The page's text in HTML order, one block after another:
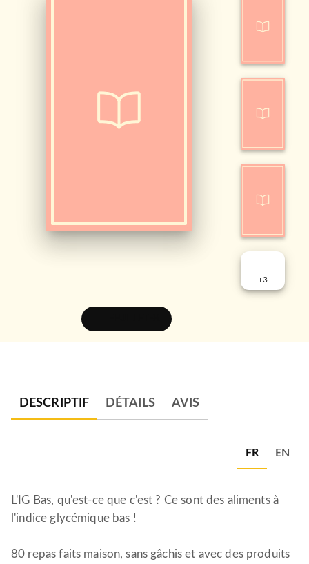
+3
DESCRIPTIF DÉTAILS AVIS
FR EN
L'IG Bas, qu'est-ce que c'est ? Ce sont des aliments à
l'indice glycémique bas !
80 repas faits maison, sans gâchis et avec des produits